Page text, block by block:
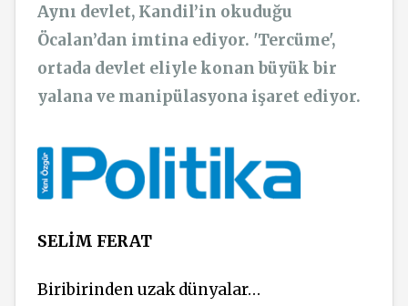
Aynı devlet, Kandil’in okuduğu
Öcalan’dan imtina ediyor. 'Tercüme',
ortada devlet eliyle konan büyük bir
yalana ve manipülasyona işaret ediyor.
SELİM FERAT
Biribirinden uzak dünyalar…